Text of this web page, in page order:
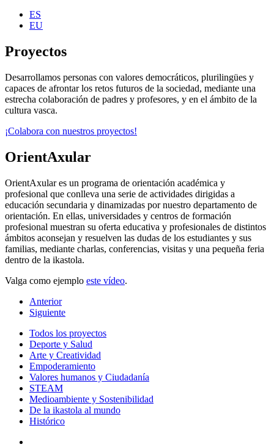
ES
EU
Proyectos
Desarrollamos personas con valores democráticos, plurilingües y
capaces de afrontar los retos futuros de la sociedad, mediante una
estrecha colaboración de padres y profesores, y en el ámbito de la
cultura vasca.
¡Colabora con nuestros proyectos!
OrientAxular
OrientAxular es un programa de orientación académica y
profesional que conlleva una serie de actividades dirigidas a
educación secundaria y dinamizadas por nuestro departamento de
orientación. En ellas, universidades y centros de formación
profesional muestran su oferta educativa y profesionales de distintos
ámbitos aconsejan y resuelven las dudas de los estudiantes y sus
familias, mediante charlas, conferencias, visitas y una pequeña feria
dentro de la ikastola.
Valga como ejemplo este vídeo.
Anterior
Siguiente
Todos los proyectos
Deporte y Salud
Arte y Creatividad
Empoderamiento
Valores humanos y Ciudadanía
STEAM
Medioambiente y Sostenibilidad
De la ikastola al mundo
Histórico